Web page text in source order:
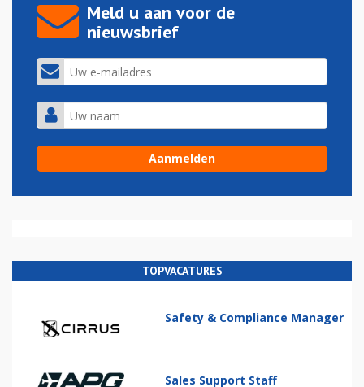
Meld u aan voor de
nieuwsbrief
TOPVACATURES
Safety & Compliance Manager
Sales Support Staff